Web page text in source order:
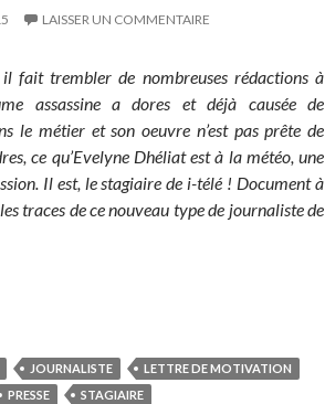
LAISSER UN COMMENTAIRE
fait trembler de nombreuses rédactions à
assassine a dores et déjà causée de
le métier et son oeuvre n’est pas prête de
ce qu’Evelyne Dhéliat est à la météo, une
Il est, le stagiaire de i-télé ! Document à
traces de ce nouveau type de journaliste de
JOURNALISTE
LETTRE DE MOTIVATION
PRESSE STAGIAIRE